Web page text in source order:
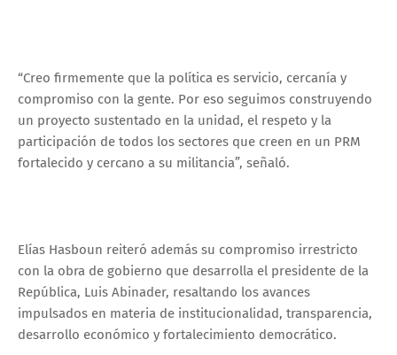
“Creo firmemente que la política es servicio, cercanía y
compromiso con la gente. Por eso seguimos construyendo
un proyecto sustentado en la unidad, el respeto y la
participación de todos los sectores que creen en un PRM
fortalecido y cercano a su militancia”, señaló.
Elías Hasboun reiteró además su compromiso irrestricto
con la obra de gobierno que desarrolla el presidente de la
República, Luis Abinader, resaltando los avances
impulsados en materia de institucionalidad, transparencia,
desarrollo económico y fortalecimiento democrático.